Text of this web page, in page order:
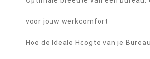
voor jouw werkcomfort
Hoe de Ideale Hoogte van je